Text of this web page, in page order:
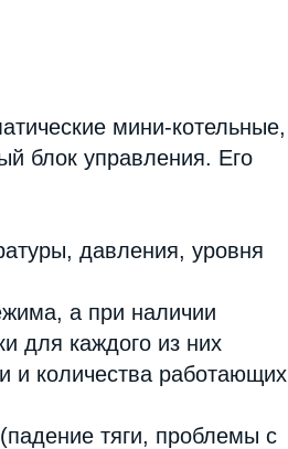
мини-котельные,
блок управления. Его
давления, уровня
а при наличии
для каждого из них
и количества работающих
тяги, проблемы с